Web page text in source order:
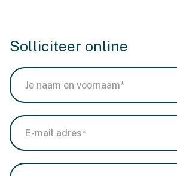
Solliciteer online